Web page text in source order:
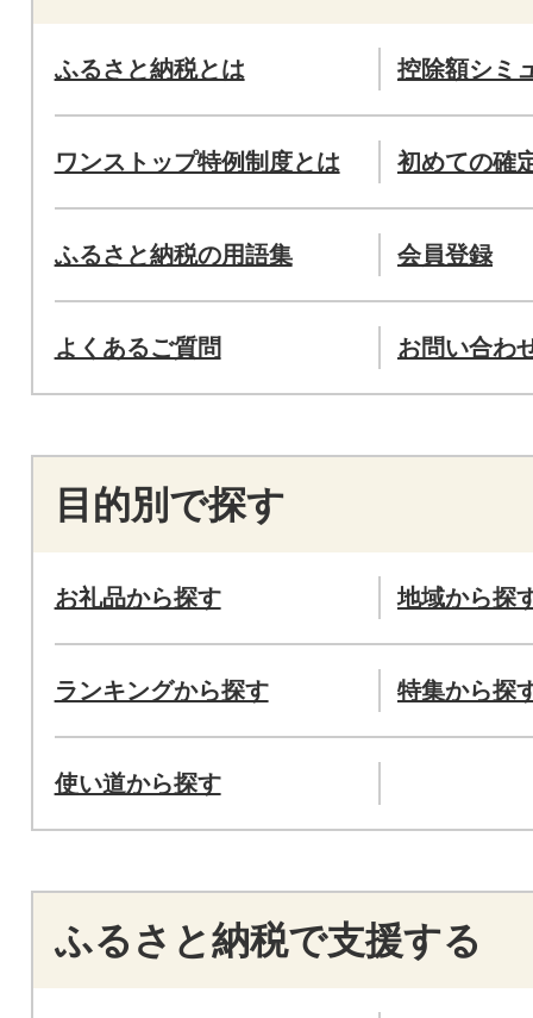
ふるさと納税とは 控除額シミ
ワンストップ特例制度とは 初めての確
ふるさと納税の用語集 会員登録
よくあるご質問 お問い合わ
目的別で探す
お礼品から探す 地域から探
ランキングから探す 特集から探
使い道から探す
ふるさと納税で支援する